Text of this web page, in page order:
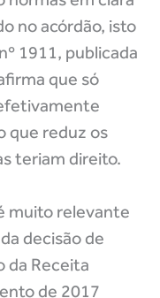
no acórdão, isto
1911, publicada
que só
que reduz os
teriam direito.
muito relevante
decisão de
da Receita
de 2017